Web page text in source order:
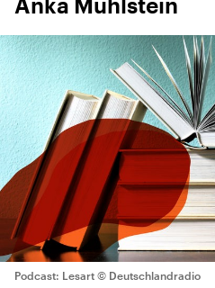
Anka Muhlstein
Podcast: Lesart © Deutschlandradio